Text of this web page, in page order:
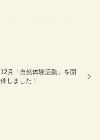
12月「自然体験活動」を開
催しました！